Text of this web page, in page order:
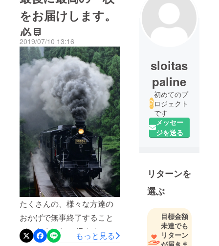
をお届けします。
必見、
YouTube「SL大
分」検索。
2019/07/10 13:16
たくさんの、様々な方達の
おかげで無事終了すること
ができました。JRさんの絶
もっと見る
sloitas
paline
初めてのプ
ロジェクト
です
メッセー
ジを送る
リターンを
選ぶ
目標金額
未達でも
リターン
が届きま